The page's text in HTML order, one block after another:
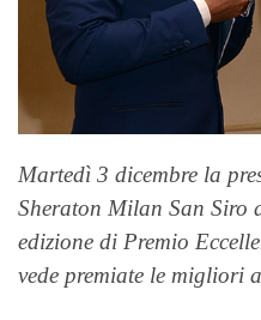
Martedì 3 dicembre la
Sheraton Milan San Siro
edizione di Premio
vede premiate le migliori